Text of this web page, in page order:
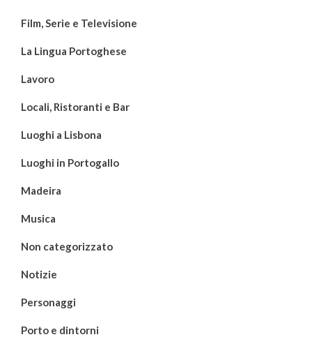
Film, Serie e Televisione
La Lingua Portoghese
Lavoro
Locali, Ristoranti e Bar
Luoghi a Lisbona
Luoghi in Portogallo
Madeira
Musica
Non categorizzato
Notizie
Personaggi
Porto e dintorni